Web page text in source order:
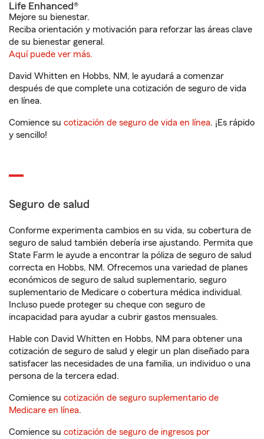
Life Enhanced®
Mejore su bienestar.
Reciba orientación y motivación para reforzar las áreas clave
de su bienestar general.
Aquí puede ver más.
David Whitten en Hobbs, NM, le ayudará a comenzar
después de que complete una cotización de seguro de vida
en línea.
Comience su cotización de seguro de vida en línea. ¡Es rápido
y sencillo!
Seguro de salud
Conforme experimenta cambios en su vida, su cobertura de
seguro de salud también debería irse ajustando. Permita que
State Farm le ayude a encontrar la póliza de seguro de salud
correcta en Hobbs, NM. Ofrecemos una variedad de planes
económicos de seguro de salud suplementario, seguro
suplementario de Medicare o cobertura médica individual.
Incluso puede proteger su cheque con seguro de
incapacidad para ayudar a cubrir gastos mensuales.
Hable con David Whitten en Hobbs, NM para obtener una
cotización de seguro de salud y elegir un plan diseñado para
satisfacer las necesidades de una familia, un individuo o una
persona de la tercera edad.
Comience su cotización de seguro suplementario de
Medicare en línea.
Comience su cotización de seguro de ingresos por